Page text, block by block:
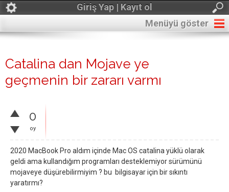
Giriş Yap | Kayıt ol
Menüyü göster
Catalina dan Mojave ye
geçmenin bir zararı varmı
0
oy
2020 MacBook Pro aldım içinde Mac OS catalina yüklü olarak
geldi ama kullandığım programları desteklemiyor sürümünü
mojaveye düşürebilirmiyim ? bu bilgisayar için bir sıkıntı
yaratırmı?